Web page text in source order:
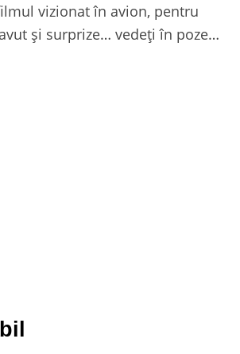
vizionat în avion, pentru
și surprize… vedeți în poze…